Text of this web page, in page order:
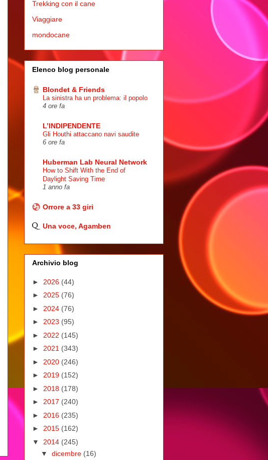
Trekking con il cane
Viaggiare
mondocane
Elenco blog personale
Blondet & Friends
La sinistra ha un problema: il popolo
4 ore fa
L’INDIPENDENTE
Gli Houthi attaccano navi saudite
6 ore fa
Huberman Lab Neural Network
How to Shift With the End of
Daylight Saving Time
1 anno fa
Orrore a 33 giri
Una voce, Agamben
Archivio blog
► 2026 (44)
► 2025 (76)
► 2024 (76)
► 2023 (95)
► 2022 (145)
► 2021 (343)
► 2020 (246)
► 2019 (152)
► 2018 (178)
► 2017 (240)
► 2016 (235)
► 2015 (162)
▼ 2014 (245)
▼ dicembre (16)